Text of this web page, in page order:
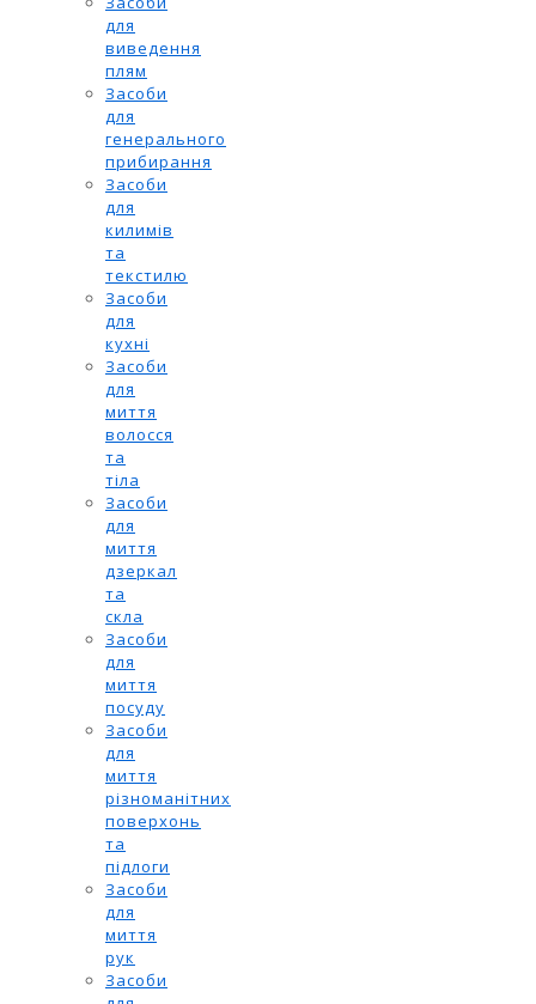
для
виведення
плям
Засоби
для
генерального
прибирання
Засоби
для
килимів
та
текстилю
Засоби
для
кухні
Засоби
для
миття
волосся
та
тіла
Засоби
для
миття
дзеркал
та
скла
Засоби
для
миття
посуду
Засоби
для
миття
різноманітних
поверхонь
та
підлоги
Засоби
для
миття
рук
Засоби